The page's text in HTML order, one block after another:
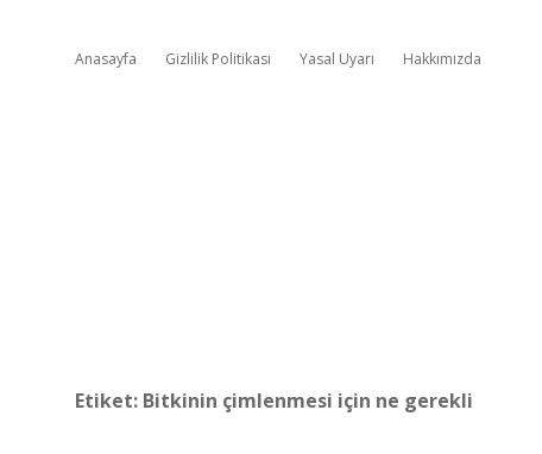
Anasayfa Gizlilik Politikası Yasal Uyarı Hakkımızda
Etiket: Bitkinin çimlenmesi için ne gerekli